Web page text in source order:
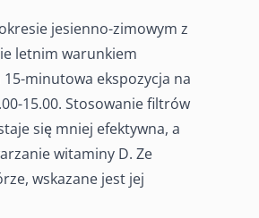
jesienno-zimowym z
letnim warunkiem
minutowa ekspozycja na
15.00. Stosowanie filtrów
się mniej efektywna, a
witaminy D. Ze
wskazane jest jej